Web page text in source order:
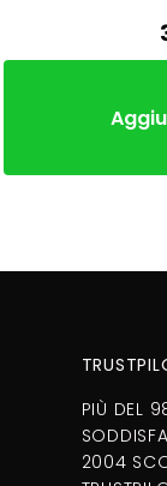
PIÙ DEL
2004